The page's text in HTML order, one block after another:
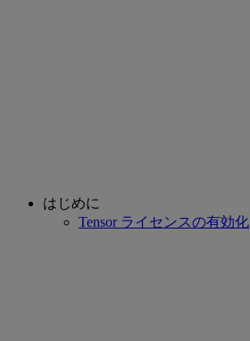
はじめに
Tensor ライセンスの有効化